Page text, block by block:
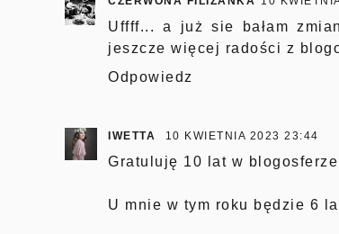
Uffff... a już sie bałam
jeszcze więcej radości z
Odpowiedz
IWETTA 10 KWIETNIA 2023 23:44
Gratuluję 10 lat w
U mnie w tym roku będzie 6